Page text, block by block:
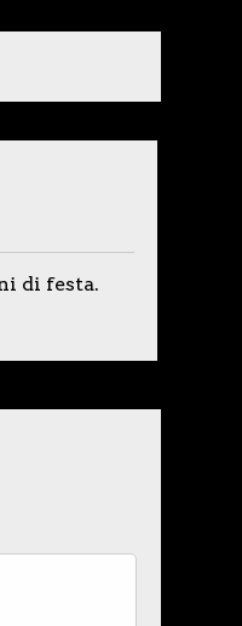
di festa.